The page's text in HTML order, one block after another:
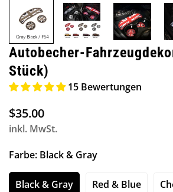
Autobecher-
Stück)
15 Bewertungen
Regulärer
Preis
$35.00
inkl. MwSt.
Farbe: Black & Gray
Black & Gray Red & Blue